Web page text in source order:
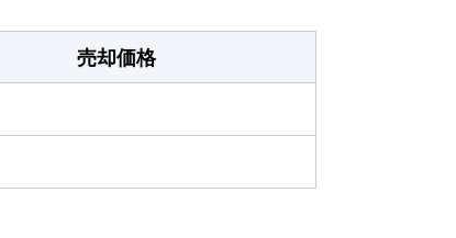
売却価格